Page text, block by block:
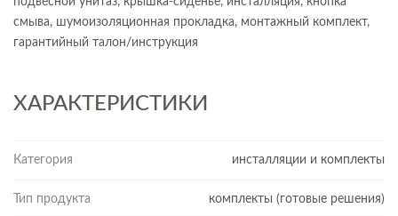
смыва, шумоизоляционная прокладка, монтажный комплект,
гарантийный талон/инструкция
ХАРАКТЕРИСТИКИ
Категория инсталляции и комплекты
Тип продукта комплекты (готовые решения)